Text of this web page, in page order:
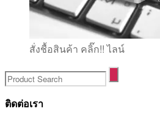
สั่งชื้อสินค้า คลิ๊ก!! ไลน์
ติดต่อเรา